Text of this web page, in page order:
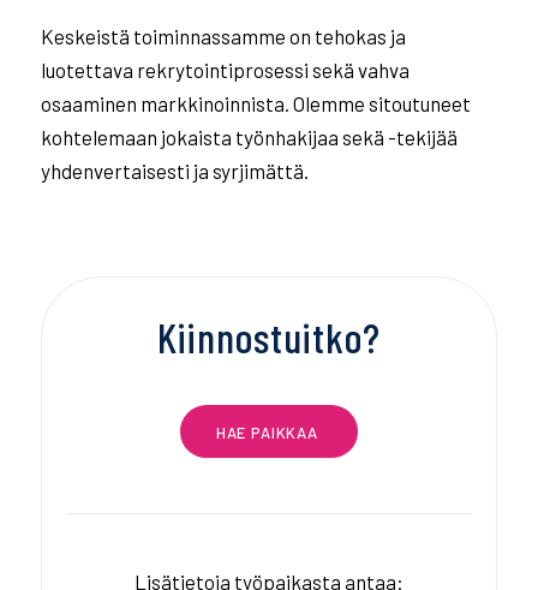
Keskeistä toiminnassamme on tehokas ja
luotettava rekrytointiprosessi sekä vahva
osaaminen markkinoinnista. Olemme sitoutuneet
kohtelemaan jokaista työnhakijaa sekä -tekijää
yhdenvertaisesti ja syrjimättä.
Kiinnostuitko?
HAE PAIKKAA
Lisätietoja työpaikasta antaa: